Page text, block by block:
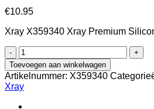
€10.95
Xray X359340 Xray Premium
Xray
Premium
Silicone
Oil
40
000
Toevoegen aan winkelwagen
Artikelnummer: X359340
Xray